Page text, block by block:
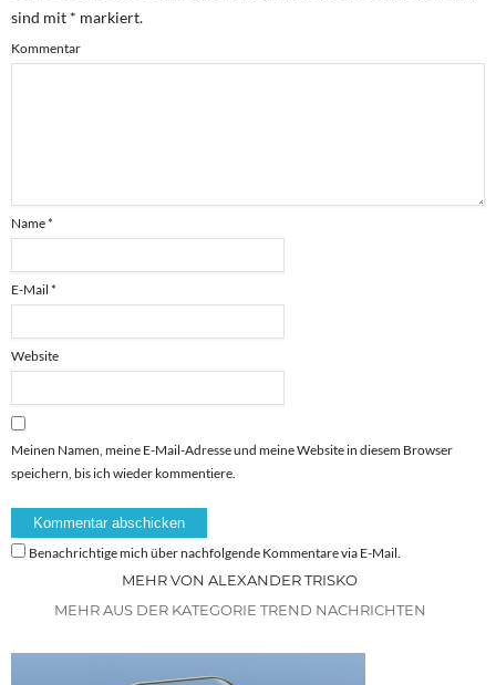
sind mit * markiert.
Kommentar
Name*
E-Mail *
Website
Meinen Namen, meine E-Mail-Adresse und meine Website in diesem Browser
speichern, bis ich wieder kommentiere.
Benachrichtige mich über nachfolgende Kommentare via E-Mail.
MEHR VON ALEXANDER TRISKO
MEHR AUS DER KATEGORIE TREND NACHRICHTEN